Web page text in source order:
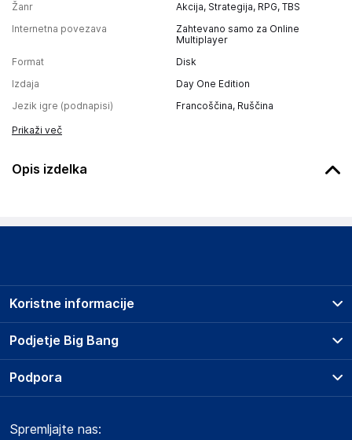
Žanr
Akcija, Strategija, RPG, TBS
Internetna povezava
Zahtevano samo za Online
Multiplayer
Format
Disk
Izdaja
Day One Edition
Jezik igre (podnapisi)
Francoščina, Ruščina
Prikaži več
Opis izdelka
Podjetje Big Bang
O podjetju
Obvestila za javnost
Koristne informacije
Prodajna mesta
Storitve
Dostava, vnos in odvoz
Podpora
Marketplace
Spremljajte nas: